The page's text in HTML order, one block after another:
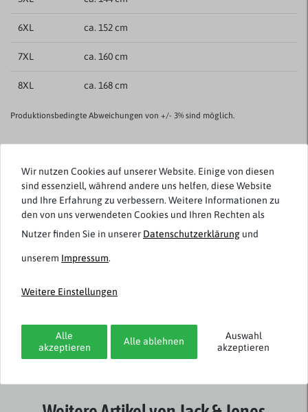
6XL ca. 152 cm
7XL ca. 160 cm
8XL ca. 168 cm
Produktionsbedingte Abweichungen von +/- 3% sind möglich.
Kundenrezensionen()
Rezensionen werden geladen...
Wir nutzen Cookies auf unserer Website. Einige von diesen
sind essenziell, während andere uns helfen, diese Website
und Ihre Erfahrung zu verbessern. Weitere Informationen zu
den von uns verwendeten Cookies und Ihren Rechten als
Nutzer finden Sie in unserer Daten­schutz­erklärung und
unserem Impressum.
Weitere Einstellungen
Alle
akzeptieren
Alle ablehnen
Auswahl
akzeptieren